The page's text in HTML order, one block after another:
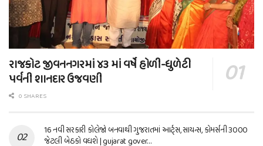
રાજકોટ જીવનનગરમાં ૪૩ માં વર્ષે હોળી-ધુળેટી
પર્વની શાનદાર ઉજવણી
0 SHARES
16 નવી સરકારી કોલેજો બનવાથી ગુજરાતમાં આર્ટ્સ, સાયન્સ, કોમર્સની 3000
જેટલી બેઠકો વધશે | gujarat gover…